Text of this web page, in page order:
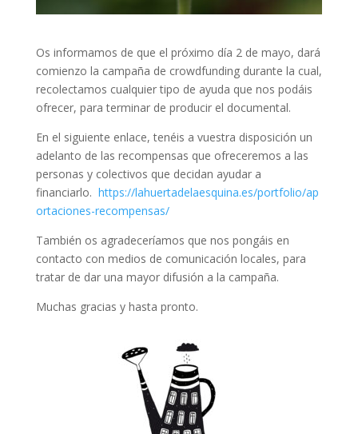
Os informamos de que el próximo día 2 de mayo, dará
comienzo la campaña de crowdfunding durante la cual,
recolectamos cualquier tipo de ayuda que nos podáis
ofrecer, para terminar de producir el documental.
En el siguiente enlace, tenéis a vuestra disposición un
adelanto de las recompensas que ofreceremos a las
personas y colectivos que decidan ayudar a
financiarlo. https://lahuertadelaesquina.es/portfolio/ap
ortaciones-recompensas/
También os agradeceríamos que nos pongáis en
contacto con medios de comunicación locales, para
tratar de dar una mayor difusión a la campaña.
Muchas gracias y hasta pronto.